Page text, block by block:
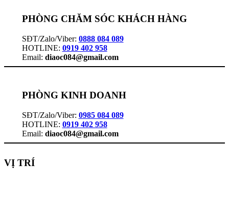
PHÒNG CHĂM SÓC KHÁCH HÀNG
SĐT/Zalo/Viber: 0888 084 089
HOTLINE: 0919 402 958
Email: diaoc084@gmail.com
PHÒNG KINH DOANH
SĐT/Zalo/Viber: 0985 084 089
HOTLINE: 0919 402 958
Email: diaoc084@gmail.com
VỊ TRÍ